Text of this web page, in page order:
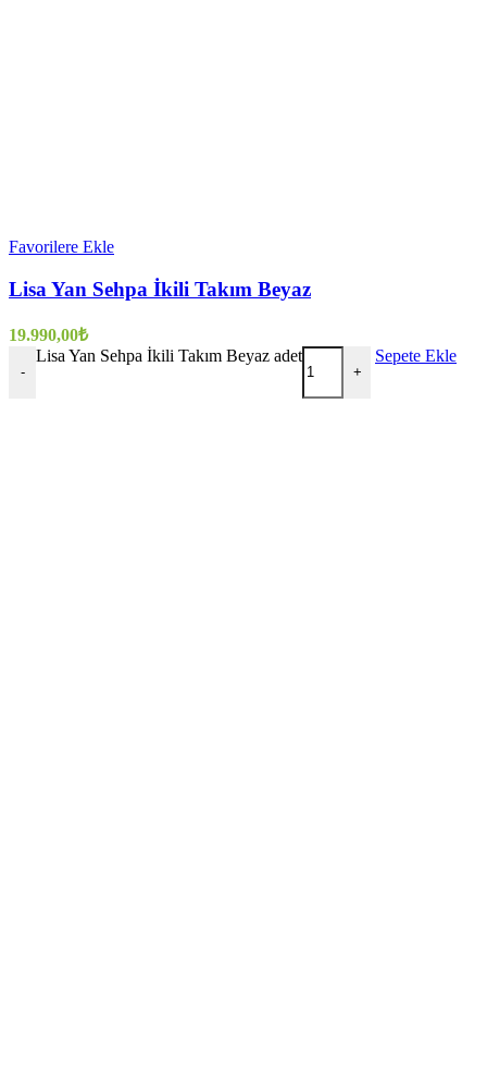
Favorilere Ekle
Lisa Yan Sehpa İkili Takım Beyaz
19.990,00₺
-
Lisa Yan Sehpa İkili Takım Beyaz adet
+
Sepete Ekle